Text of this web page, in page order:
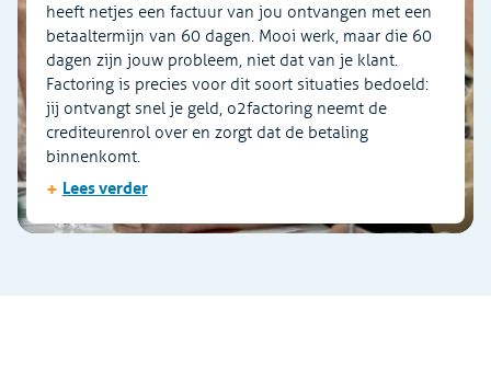
heeft netjes een factuur van jou ontvangen met een
betaaltermijn van 60 dagen. Mooi werk, maar die 60
dagen zijn jouw probleem, niet dat van je klant.
Factoring is precies voor dit soort situaties bedoeld:
jij ontvangt snel je geld, o2factoring neemt de
crediteurenrol over en zorgt dat de betaling
binnenkomt.
+ Lees verder